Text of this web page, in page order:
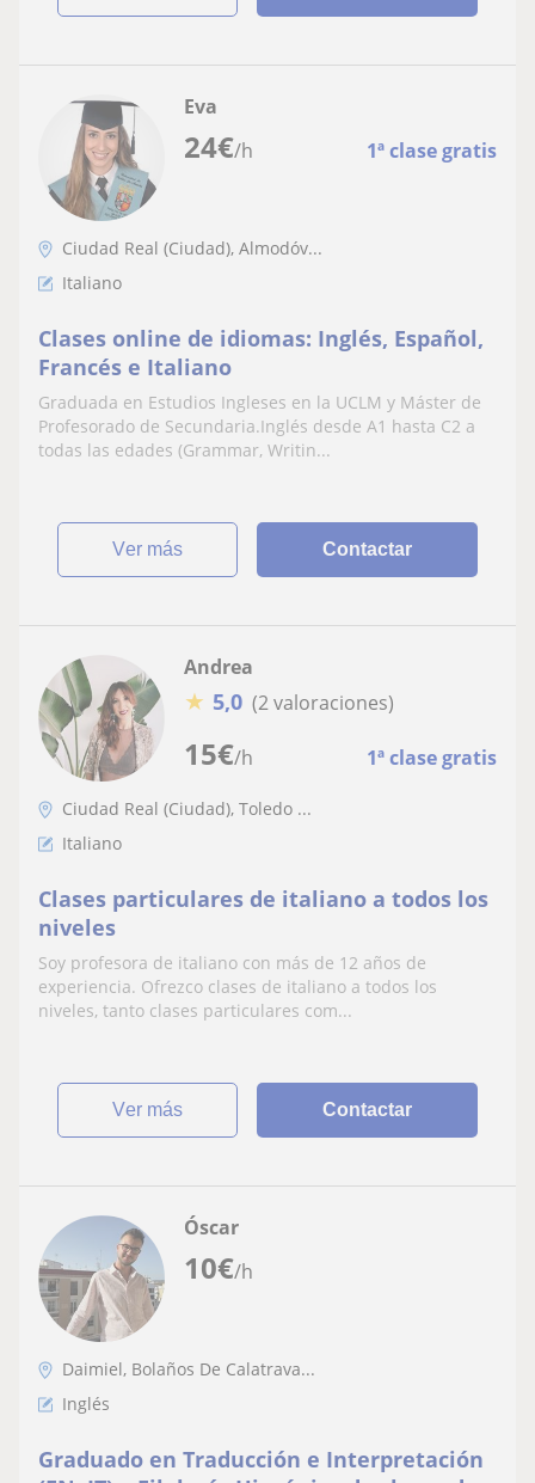
24€/h 1ª clase gratis
Eva
Ciudad Real (Ciudad), Almodóv...
Italiano
Clases online de idiomas: Inglés, Español,
Francés e Italiano
Graduada en Estudios Ingleses en la UCLM y Máster de
Profesorado de Secundaria.Inglés desde A1 hasta C2 a
todas las edades (Grammar, Writin...
ver más Contactar
15€/h 1ª clase gratis
Andrea
★ 5,0 (2 valoraciones)
Ciudad Real (Ciudad), Toledo ...
Italiano
Clases particulares de italiano a todos los
niveles
Soy profesora de italiano con más de 12 años de
experiencia. Ofrezco clases de italiano a todos los
niveles, tanto clases particulares com...
ver más Contactar
10€/h
Óscar
Daimiel, Bolaños De Calatrava...
Inglés
Graduado en Traducción e Interpretación